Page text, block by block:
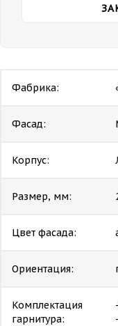
Фабрика:
Фасад:
Корпус:
Размер, мм:
Цвет фасада:
Ориентация:
Комплектация
гарнитура: